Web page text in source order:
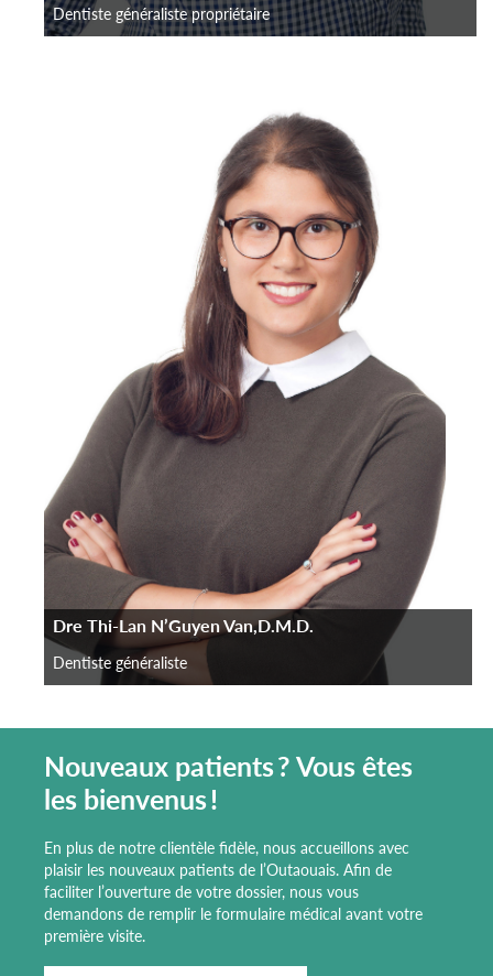
Dentiste généraliste propriétaire
Dre Thi-Lan N’Guyen Van,D.M.D.
Dentiste généraliste
Nouveaux patients ? Vous êtes
les bienvenus !
En plus de notre clientèle fidèle, nous accueillons avec
plaisir les nouveaux patients de l’Outaouais. Afin de
faciliter l’ouverture de votre dossier, nous vous
demandons de remplir le formulaire médical avant votre
première visite.